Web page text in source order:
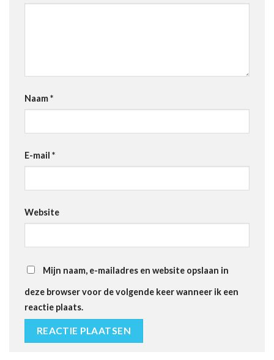
Naam*
E-mail *
Website
Mijn naam, e-mailadres en website opslaan in
deze browser voor de volgende keer wanneer ik een
reactie plaats.